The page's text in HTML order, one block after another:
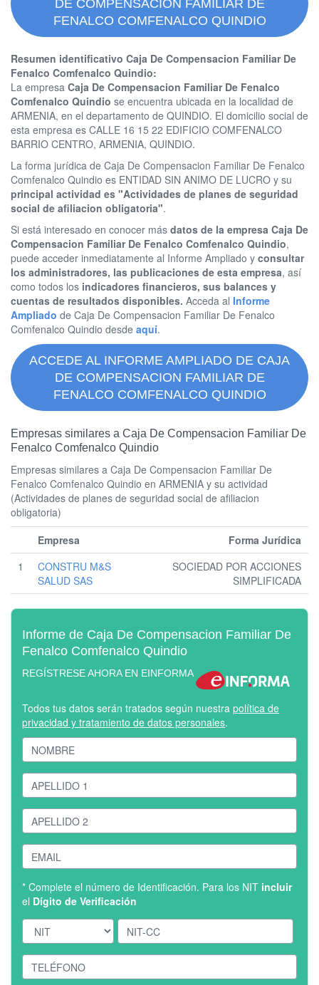
DE COMPENSACION FAMILIAR DE
FENALCO COMFENALCO QUINDIO
Resumen identificativo Caja De Compensacion Familiar De
Fenalco Comfenalco Quindio:
La empresa Caja De Compensacion Familiar De Fenalco
Comfenalco Quindio se encuentra ubicada en la localidad de
ARMENIA, en el departamento de QUINDIO. El domicilio social de
esta empresa es CALLE 16 15 22 EDIFICIO COMFENALCO
BARRIO CENTRO, ARMENIA, QUINDIO.
La forma jurídica de Caja De Compensacion Familiar De Fenalco
Comfenalco Quindio es ENTIDAD SIN ANIMO DE LUCRO y su
principal actividad es "Actividades de planes de seguridad
social de afiliacion obligatoria".
Si está interesado en conocer más datos de la empresa Caja De
Compensacion Familiar De Fenalco Comfenalco Quindio,
puede acceder inmediatamente al Informe Ampliado y consultar
los administradores, las publicaciones de esta empresa, así
como todos los indicadores financieros, sus balances y
cuentas de resultados disponibles. Acceda al Informe
Ampliado de Caja De Compensacion Familiar De Fenalco
Comfenalco Quindio desde aquí.
ACCEDE AL INFORME AMPLIADO DE CAJA
DE COMPENSACION FAMILIAR DE
FENALCO COMFENALCO QUINDIO
Empresas similares a Caja De Compensacion Familiar De
Fenalco Comfenalco Quindio
Empresas similares a Caja De Compensacion Familiar De
Fenalco Comfenalco Quindio en ARMENIA y su actividad
(Actividades de planes de seguridad social de afiliacion
obligatoria)
Empresa
Forma Jurídica
1
CONSTRU M&S
SALUD SAS
SOCIEDAD POR ACCIONES
SIMPLIFICADA
Informe de Caja De Compensacion Familiar De
Fenalco Comfenalco Quindio
REGÍSTRESE AHORA EN EINFORMA
Todos tus datos serán tratados según nuestra política de
privacidad y tratamiento de datos personales.
* Complete el número de Identificación. Para los NIT incluir
el Dígito de Verificación